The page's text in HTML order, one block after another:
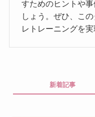
すためのヒントや
しょう。ぜひ、こ
レトレーニングを実
新着記事